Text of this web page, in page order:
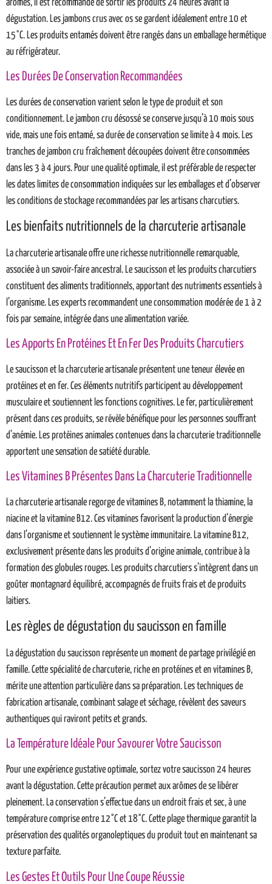
arômes, il est recommandé de sortir les produits 24 heures avant la
dégustation. Les jambons crus avec os se gardent idéalement entre 10 et
15°C. Les produits entamés doivent être rangés dans un emballage hermétique
au réfrigérateur.
Les Durées De Conservation Recommandées
Les durées de conservation varient selon le type de produit et son
conditionnement. Le jambon cru désossé se conserve jusqu’à 10 mois sous
vide, mais une fois entamé, sa durée de conservation se limite à 4 mois. Les
tranches de jambon cru fraîchement découpées doivent être consommées
dans les 3 à 4 jours. Pour une qualité optimale, il est préférable de respecter
les dates limites de consommation indiquées sur les emballages et d’observer
les conditions de stockage recommandées par les artisans charcutiers.
Les bienfaits nutritionnels de la charcuterie artisanale
La charcuterie artisanale offre une richesse nutritionnelle remarquable,
associée à un savoir-faire ancestral. Le saucisson et les produits charcutiers
constituent des aliments traditionnels, apportant des nutriments essentiels à
l’organisme. Les experts recommandent une consommation modérée de 1 à 2
fois par semaine, intégrée dans une alimentation variée.
Les Apports En Protéines Et En Fer Des Produits Charcutiers
Le saucisson et la charcuterie artisanale présentent une teneur élevée en
protéines et en fer. Ces éléments nutritifs participent au développement
musculaire et soutiennent les fonctions cognitives. Le fer, particulièrement
présent dans ces produits, se révèle bénéfique pour les personnes souffrant
d’anémie. Les protéines animales contenues dans la charcuterie traditionnelle
apportent une sensation de satiété durable.
Les Vitamines B Présentes Dans La Charcuterie Traditionnelle
La charcuterie artisanale regorge de vitamines B, notamment la thiamine, la
niacine et la vitamine B12. Ces vitamines favorisent la production d’énergie
dans l’organisme et soutiennent le système immunitaire. La vitamine B12,
exclusivement présente dans les produits d’origine animale, contribue à la
formation des globules rouges. Les produits charcutiers s’intègrent dans un
goûter montagnard équilibré, accompagnés de fruits frais et de produits
laitiers.
Les règles de dégustation du saucisson en famille
La dégustation du saucisson représente un moment de partage privilégié en
famille. Cette spécialité de charcuterie, riche en protéines et en vitamines B,
mérite une attention particulière dans sa préparation. Les techniques de
fabrication artisanale, combinant salage et séchage, révèlent des saveurs
authentiques qui raviront petits et grands.
La Température Idéale Pour Savourer Votre Saucisson
Pour une expérience gustative optimale, sortez votre saucisson 24 heures
avant la dégustation. Cette précaution permet aux arômes de se libérer
pleinement. La conservation s’effectue dans un endroit frais et sec, à une
température comprise entre 12°C et 18°C. Cette plage thermique garantit la
préservation des qualités organoleptiques du produit tout en maintenant sa
texture parfaite.
Les Gestes Et Outils Pour Une Coupe Réussie